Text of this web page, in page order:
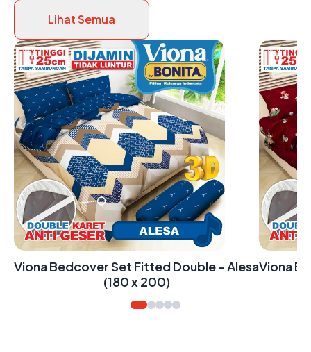
Lihat Semua
Viona Bedcover Set Fitted Double - Alesa
(180 x 200)
Viona